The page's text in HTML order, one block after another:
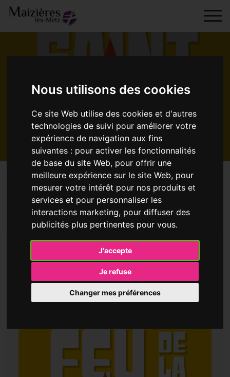
Nous utilisons des cookies
Ce site Web utilise des cookies et d'autres
technologies de suivi pour améliorer votre
expérience de navigation aux fins
suivantes : pour activer les fonctionnalités
de base du site Web, pour offrir une
meilleure expérience sur le site Web, pour
mesurer votre intérêt pour nos produits et
services et pour personnaliser les
interactions marketing, pour diffuser des
publicités plus pertinentes pour vous.
J'accepte
Je refuse
Changer mes préférences
Skip to content
principal
Maizières les Metz Ma ville
Les grands rendez-
Feu de la Saint Jean
Date de l'évènement : 20 Juin
Date : Samedi 20 juin
Heure : 18 h à minuit
Lieu : Parc de Brieux